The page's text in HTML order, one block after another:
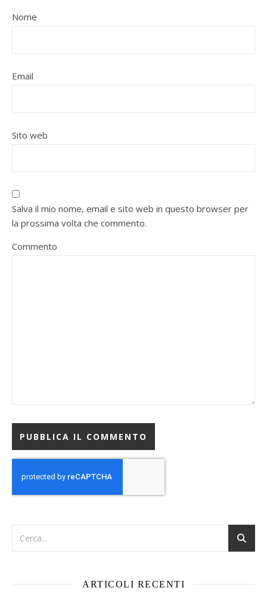
Nome
Email
Sito web
Salva il mio nome, email e sito web in questo browser per
la prossima volta che commento.
Commento
ARTICOLI RECENTI